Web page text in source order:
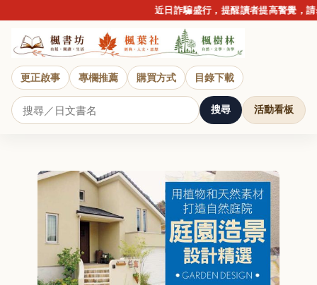
近日詐騙盛行，提醒讀者提高警覺，請
更正啟事 專欄推薦 購買方式 目錄下載
搜尋 活動看板